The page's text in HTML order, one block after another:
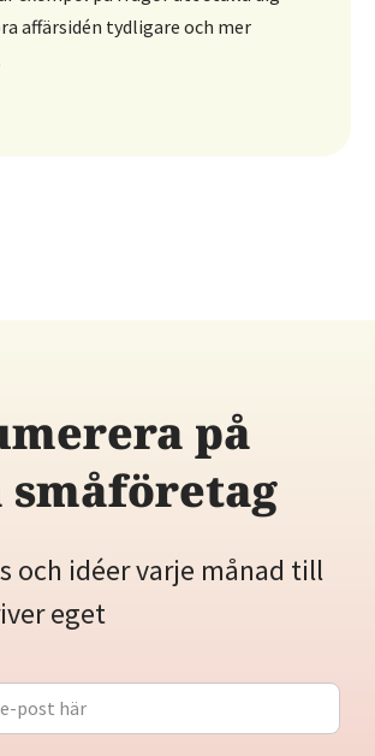
på
och idéer varje månad till
eget